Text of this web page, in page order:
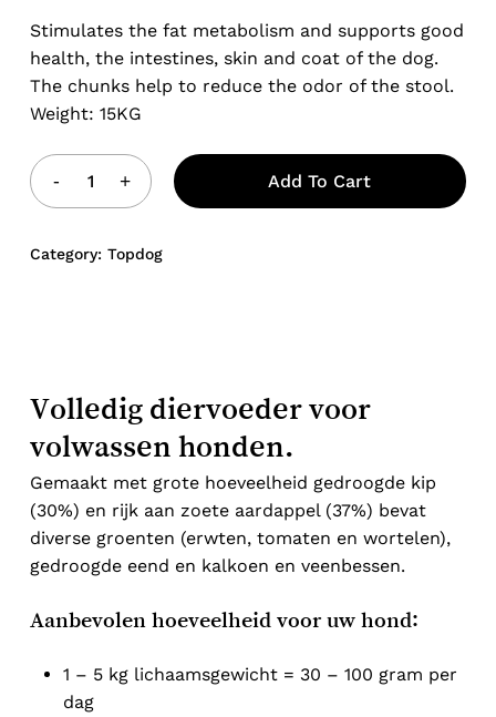
Stimulates the fat metabolism and supports good
health, the intestines, skin and coat of the dog.
The chunks help to reduce the odor of the stool.
Weight: 15KG
Add To Cart
Category: Topdog
Volledig diervoeder voor
volwassen honden.
Gemaakt met grote hoeveelheid gedroogde kip
(30%) en rijk aan zoete aardappel (37%) bevat
diverse groenten (erwten, tomaten en wortelen),
gedroogde eend en kalkoen en veenbessen.
Aanbevolen hoeveelheid voor uw hond:
1 – 5 kg lichaamsgewicht = 30 – 100 gram per
dag